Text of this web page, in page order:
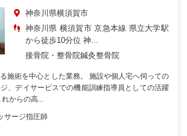
神奈川県横須賀市
神奈川県 横須賀市 京急本線 県立大学駅
から徒歩10分位 神...
接骨院・整骨院鍼灸整骨院
施術を中心とした業務。 施設や個人宅へ伺っての
、デイサービスでの機能訓練指導員としての活躍
からの高...
サージ指圧師